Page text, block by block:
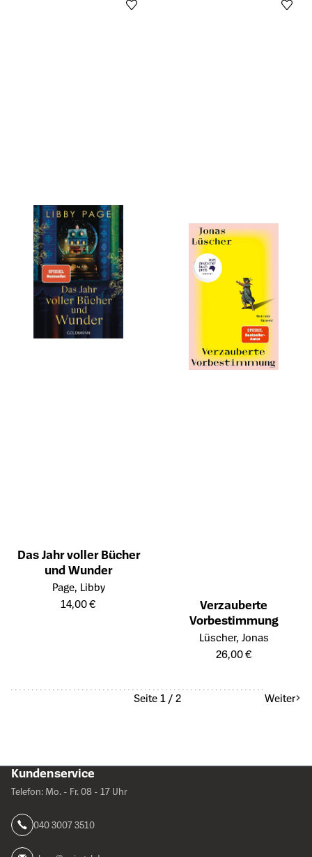
Das Jahr voller Bücher
und Wunder
Öffnet die Detailseite des Produkts
Page, Libby
14,00 €
Verzauberte
Vorbestimmung
Öffnet die Detailseite des
Lüscher, Jonas
26,00 €
Seite 1 / 2 Weiter
Kundenservice
Telefon: Mo. - Fr. 08 - 17 Uhr
040 3007 3510